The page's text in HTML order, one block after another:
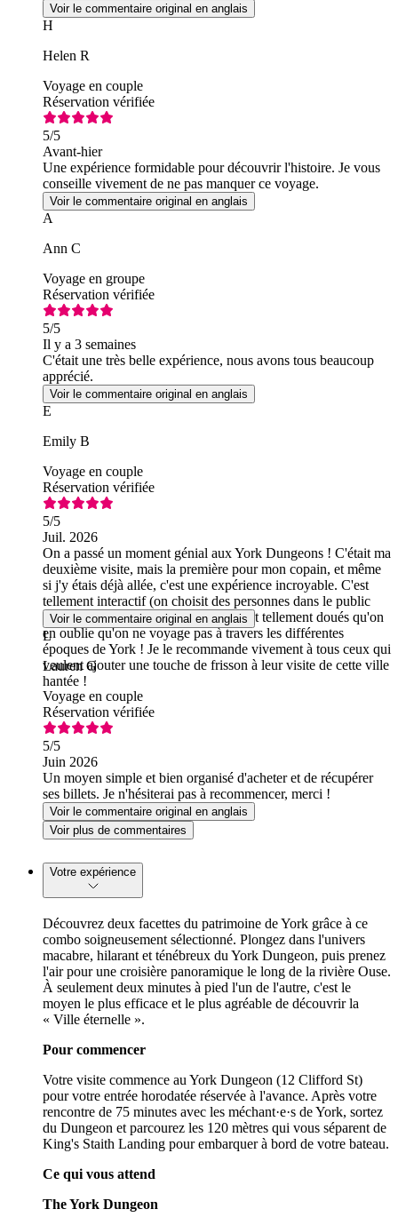
Voir le commentaire original en anglais
H
Helen R
Voyage en couple
Réservation vérifiée
5/5
Avant-hier
Une expérience formidable pour découvrir l'histoire. Je vous
conseille vivement de ne pas manquer ce voyage.
Voir le commentaire original en anglais
A
Ann C
Voyage en groupe
Réservation vérifiée
5/5
Il y a 3 semaines
C'était une très belle expérience, nous avons tous beaucoup
apprécié.
Voir le commentaire original en anglais
E
Emily B
Voyage en couple
Réservation vérifiée
5/5
Juil. 2026
On a passé un moment génial aux York Dungeons ! C'était ma
deuxième visite, mais la première pour mon copain, et même
si j'y étais déjà allée, c'est une expérience incroyable. C'est
tellement interactif (on choisit des personnes dans le public
pour participer !) et les comédiens sont tellement doués qu'on
en oublie qu'on ne voyage pas à travers les différentes
époques de York ! Je le recommande vivement à tous ceux qui
veulent ajouter une touche de frisson à leur visite de cette ville
hantée !
Voir le commentaire original en anglais
L
Lauren G
Voyage en couple
Réservation vérifiée
5/5
Juin 2026
Un moyen simple et bien organisé d'acheter et de récupérer
ses billets. Je n'hésiterai pas à recommencer, merci !
Voir le commentaire original en anglais
Voir plus de commentaires
Votre expérience
Découvrez deux facettes du patrimoine de York grâce à ce
combo soigneusement sélectionné. Plongez dans l'univers
macabre, hilarant et ténébreux du York Dungeon, puis prenez
l'air pour une croisière panoramique le long de la rivière Ouse.
À seulement deux minutes à pied l'un de l'autre, c'est le
moyen le plus efficace et le plus agréable de découvrir la
« Ville éternelle ».
Pour commencer
Votre visite commence au York Dungeon (12 Clifford St)
pour votre entrée horodatée réservée à l'avance. Après votre
rencontre de 75 minutes avec les méchant·e·s de York, sortez
du Dungeon et parcourez les 120 mètres qui vous séparent de
King's Staith Landing pour embarquer à bord de votre bateau.
Ce qui vous attend
The York Dungeon